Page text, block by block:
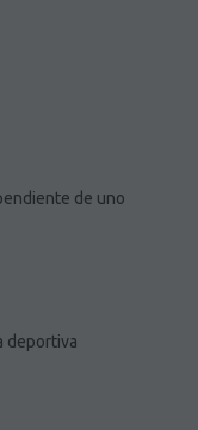
de uno
deportiva